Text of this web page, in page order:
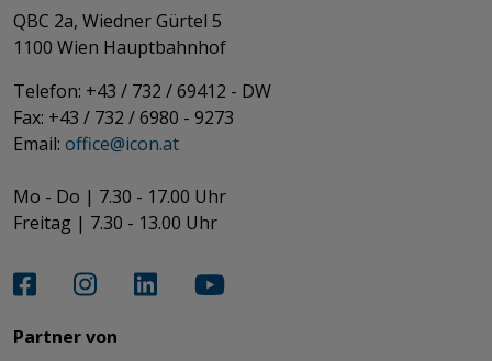
QBC 2a, Wiedner Gürtel 5
​​​​​​​1100 Wien Hauptbahnhof
Telefon: +43 / 732 / 69412 - DW
Fax: +43 / 732 / 6980 - 9273
​​​​​​​Email: office@­icon.at
Mo - Do | 7.30 - 17.00 Uhr
Freitag | 7.30 - 13.00 Uhr​​​​​​​
Partner von​​​​​​